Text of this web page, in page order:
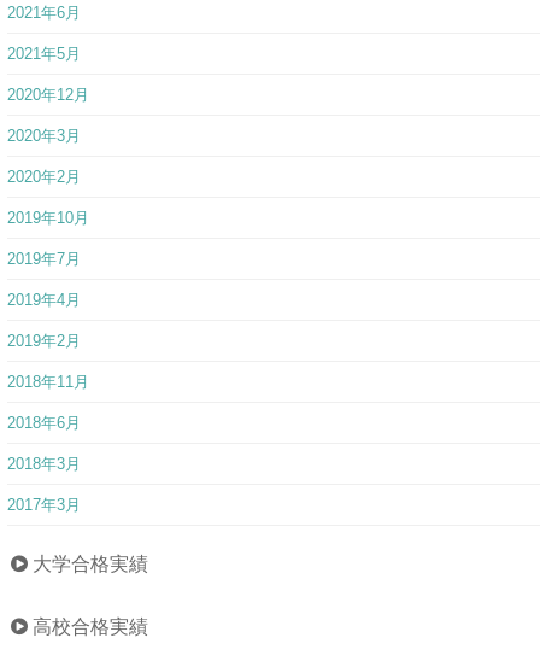
2020年2月
2019年10月
2019年7月
2019年4月
2019年2月
2018年11月
2018年6月
2018年3月
2017年3月
大学合格実績
高校合格実績
双葉学院について
受講までの流れ